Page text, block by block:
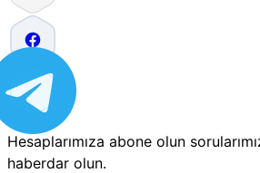
Hesaplarımıza abone olun
haberdar olun.